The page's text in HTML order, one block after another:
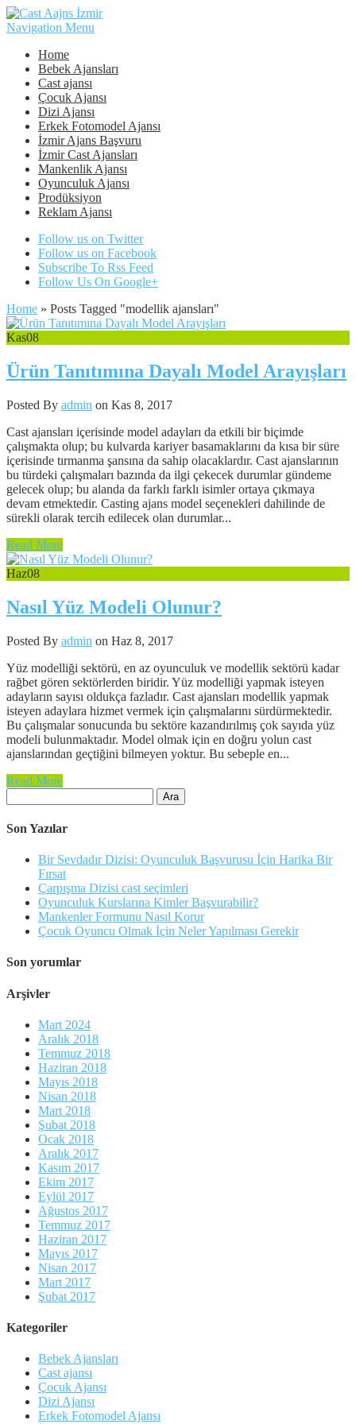
Navigation Menu
Home
Bebek Ajansları
Cast ajansı
Çocuk Ajansı
Dizi Ajansı
Erkek Fotomodel Ajansı
İzmir Ajans Başvuru
İzmir Cast Ajansları
Mankenlik Ajansı
Oyunculuk Ajansı
Prodüksiyon
Reklam Ajansı
Follow us on Twitter
Follow us on Facebook
Subscribe To Rss Feed
Follow Us On Google+
Home » Posts Tagged "modellik ajansları"
Kas08
Ürün Tanıtımına Dayalı Model Arayışları
Posted By admin on Kas 8, 2017
Cast ajansları içerisinde model adayları da etkili bir biçimde
çalışmakta olup; bu kulvarda kariyer basamaklarını da kısa bir süre
içerisinde tırmanma şansına da sahip olacaklardır. Cast ajanslarının
bu türdeki çalışmaları bazında da ilgi çekecek durumlar gündeme
gelecek olup; bu alanda da farklı farklı isimler ortaya çıkmaya
devam etmektedir. Casting ajans model seçenekleri dahilinde de
sürekli olarak tercih edilecek olan durumlar...
Read More
Haz08
Nasıl Yüz Modeli Olunur?
Posted By admin on Haz 8, 2017
Yüz modelliği sektörü, en az oyunculuk ve modellik sektörü kadar
rağbet gören sektörlerden biridir. Yüz modelliği yapmak isteyen
adayların sayısı oldukça fazladır. Cast ajansları modellik yapmak
isteyen adaylara hizmet vermek için çalışmalarını sürdürmektedir.
Bu çalışmalar sonucunda bu sektöre kazandırılmış çok sayıda yüz
modeli bulunmaktadır. Model olmak için en doğru yolun cast
ajanslarından geçtiğini bilmeyen yoktur. Bu sebeple en...
Read More
Son Yazılar
Bir Sevdadır Dizisi: Oyunculuk Başvurusu İçin Harika Bir
Fırsat
Çarpışma Dizisi cast seçimleri
Oyunculuk Kurslarına Kimler Başvurabilir?
Mankenler Formunu Nasıl Korur
Çocuk Oyuncu Olmak İçin Neler Yapılması Gerekir
Son yorumlar
Arşivler
Mart 2024
Aralık 2018
Temmuz 2018
Haziran 2018
Mayıs 2018
Nisan 2018
Mart 2018
Şubat 2018
Ocak 2018
Aralık 2017
Kasım 2017
Ekim 2017
Eylül 2017
Ağustos 2017
Temmuz 2017
Haziran 2017
Mayıs 2017
Nisan 2017
Mart 2017
Şubat 2017
Kategoriler
Bebek Ajansları
Cast ajansı
Çocuk Ajansı
Dizi Ajansı
Erkek Fotomodel Ajansı